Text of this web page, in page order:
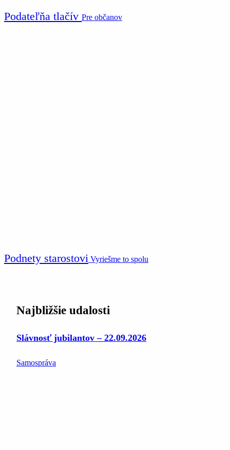
Podateľňa tlačív Pre občanov
Podnety starostovi Vyriešme to spolu
Najbližšie udalosti
Slávnosť jubilantov – 22.09.2026
Samospráva